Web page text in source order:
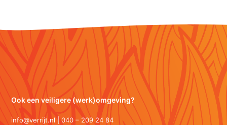
Ook een veiligere (werk)omgeving?
info@verrijt.nl | 040 – 209 24 84